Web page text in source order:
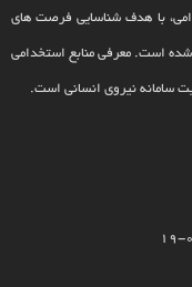
با هدف شناسایی فرصت های
شده است. معرفی منابع استخدامی
سامانه نیروی انسانی است.